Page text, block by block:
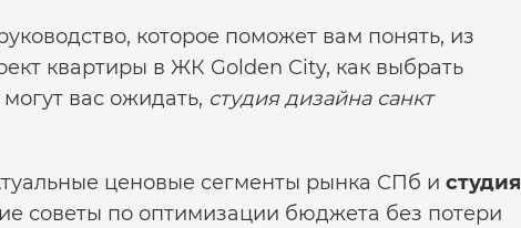
которое поможет вам понять, из
квартиры в ЖК Golden City, как выбрать
вас ожидать, студия дизайна санкт
ценовые сегменты рынка СПб и студия
советы по оптимизации бюджета без потери